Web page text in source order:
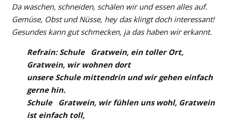
Da waschen, schneiden, schälen wir und essen alles auf.
Gemüse, Obst und Nüsse, hey das klingt doch interessant!
Gesundes kann gut schmecken, ja das haben wir erkannt.
Refrain: Schule Gratwein, ein toller Ort,
Gratwein, wir wohnen dort
unsere Schule mittendrin und wir gehen einfach
gerne hin.
Schule Gratwein, wir fühlen uns wohl, Gratwein
ist einfach toll,